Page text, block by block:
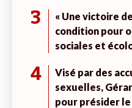
3
« Une victoire
condition pour
sociales et
4
Visé par des
sexuelles,
pour présider